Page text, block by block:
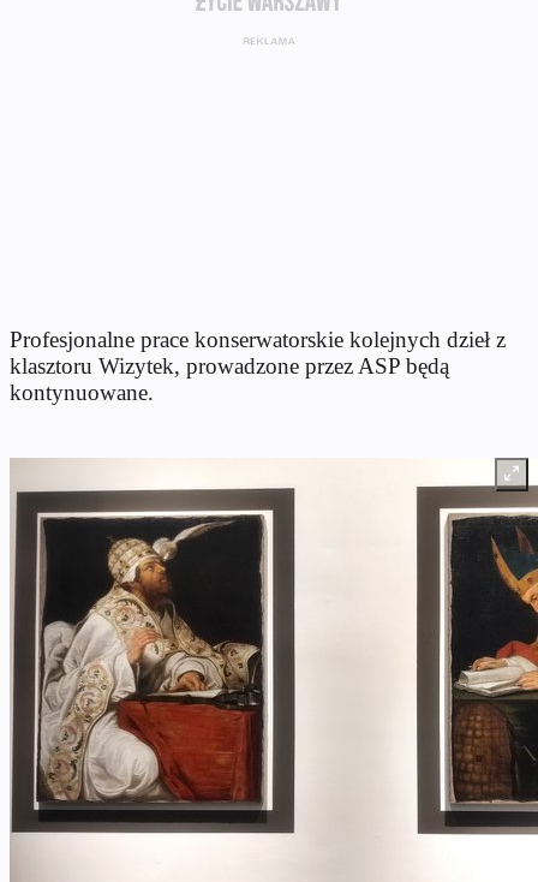
Profesjonalne prace konserwatorskie kolejnych dzieł z
klasztoru Wizytek, prowadzone przez ASP będą
kontynuowane.